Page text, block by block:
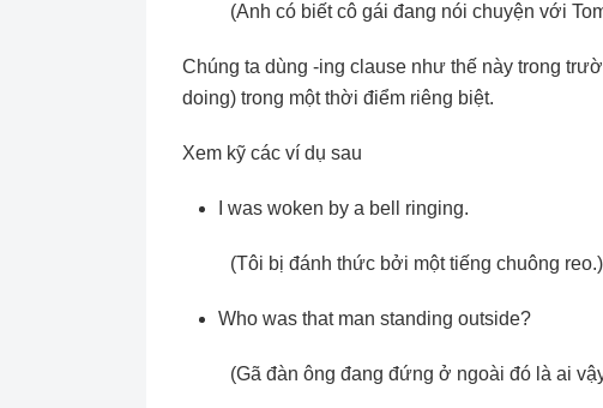
(Anh có biết cô gái đang nói chuyện với
Chúng ta dùng -ing clause như thế này trong
doing) trong một thời điểm riêng biệt.
Xem kỹ các ví dụ sau
I was woken by a bell ringing.
(Tôi bị đánh thức bởi một tiếng chuông reo.)
Who was that man standing outside?
(Gã đàn ông đang đứng ở ngoài đó là ai